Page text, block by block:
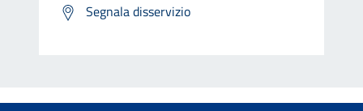
Segnala disservizio